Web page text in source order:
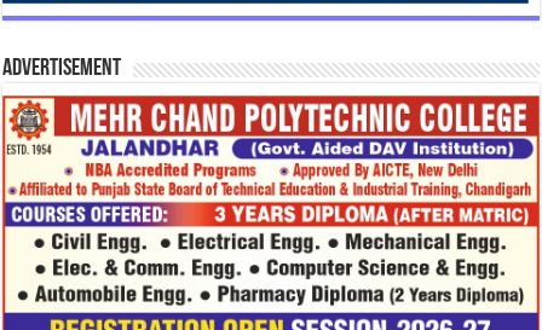
Advertisement